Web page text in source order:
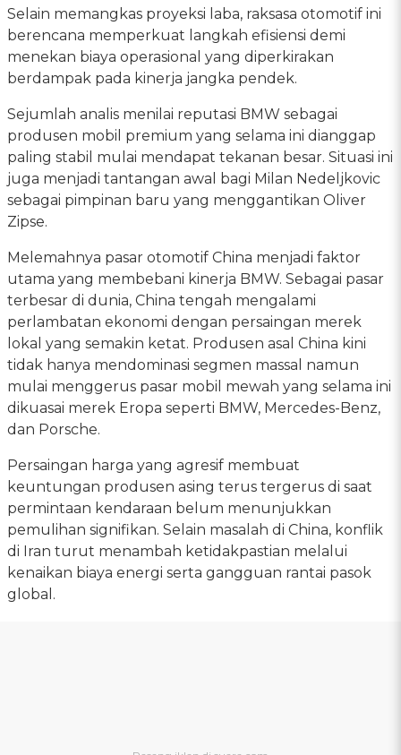
Selain memangkas proyeksi laba, raksasa otomotif ini
berencana memperkuat langkah efisiensi demi
menekan biaya operasional yang diperkirakan
berdampak pada kinerja jangka pendek.
Sejumlah analis menilai reputasi BMW sebagai
produsen mobil premium yang selama ini dianggap
paling stabil mulai mendapat tekanan besar. Situasi ini
juga menjadi tantangan awal bagi Milan Nedeljkovic
sebagai pimpinan baru yang menggantikan Oliver
Zipse.
Melemahnya pasar otomotif China menjadi faktor
utama yang membebani kinerja BMW. Sebagai pasar
terbesar di dunia, China tengah mengalami
perlambatan ekonomi dengan persaingan merek
lokal yang semakin ketat. Produsen asal China kini
tidak hanya mendominasi segmen massal namun
mulai menggerus pasar mobil mewah yang selama ini
dikuasai merek Eropa seperti BMW, Mercedes-Benz,
dan Porsche.
Persaingan harga yang agresif membuat
keuntungan produsen asing terus tergerus di saat
permintaan kendaraan belum menunjukkan
pemulihan signifikan. Selain masalah di China, konflik
di Iran turut menambah ketidakpastian melalui
kenaikan biaya energi serta gangguan rantai pasok
global.